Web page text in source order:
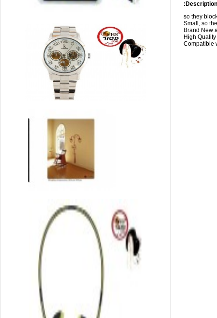
so they
Small, so
Brand New
High
Compatible